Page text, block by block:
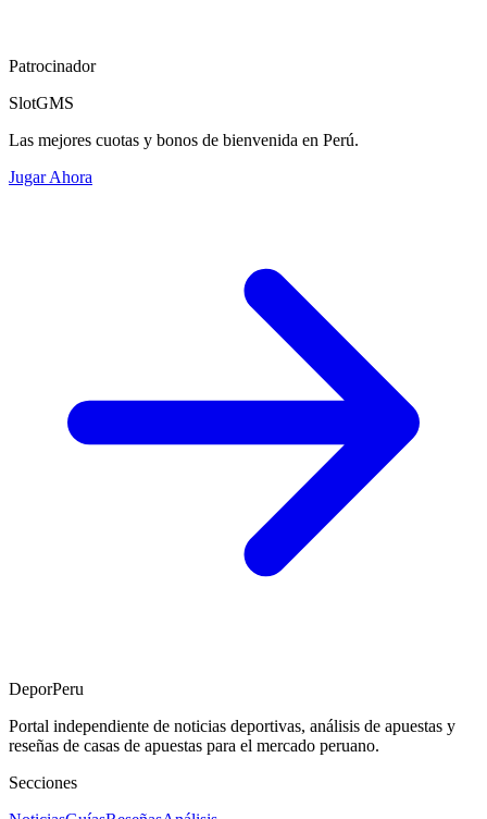
Patrocinador
SlotGMS
Las mejores cuotas y bonos de bienvenida en Perú.
Jugar Ahora
DeporPeru
Portal independiente de noticias deportivas, análisis de apuestas y
reseñas de casas de apuestas para el mercado peruano.
Secciones